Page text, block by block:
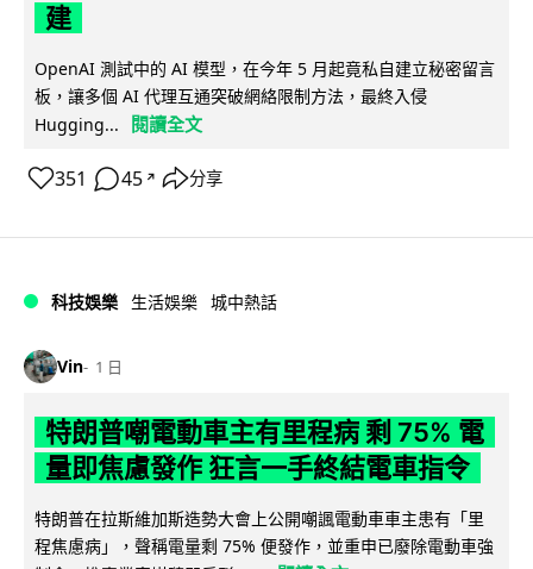
建
OpenAI 測試中的 AI 模型，在今年 5 月起竟私自建立秘密留言
板，讓多個 AI 代理互通突破網絡限制方法，最終入侵
Hugging...
閱讀全文
351 45 ↗ 分享
科技娛樂 生活娛樂 城中熱話
Vin 1 日
特朗普嘲電動車主有里程病 剩 75% 電
量即焦慮發作 狂言一手終結電車指令
特朗普在拉斯維加斯造勢大會上公開嘲諷電動車車主患有「里
程焦慮病」，聲稱電量剩 75% 便發作，並重申已廢除電動車強